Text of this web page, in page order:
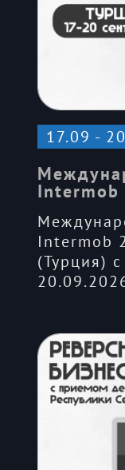
17.09 -
Intermob
Intermob
(Турция)